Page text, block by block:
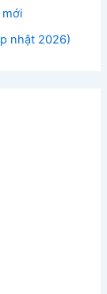
mới
nhật 2026)